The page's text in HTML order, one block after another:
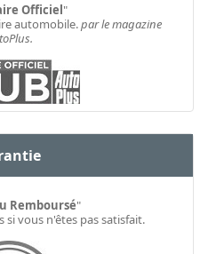
Officiel"
automobile.par le magazine
Remboursé"
vous n'êtes pas satisfait.